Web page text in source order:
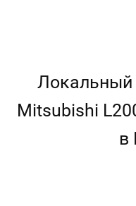
Локальный
Mitsubishi
в